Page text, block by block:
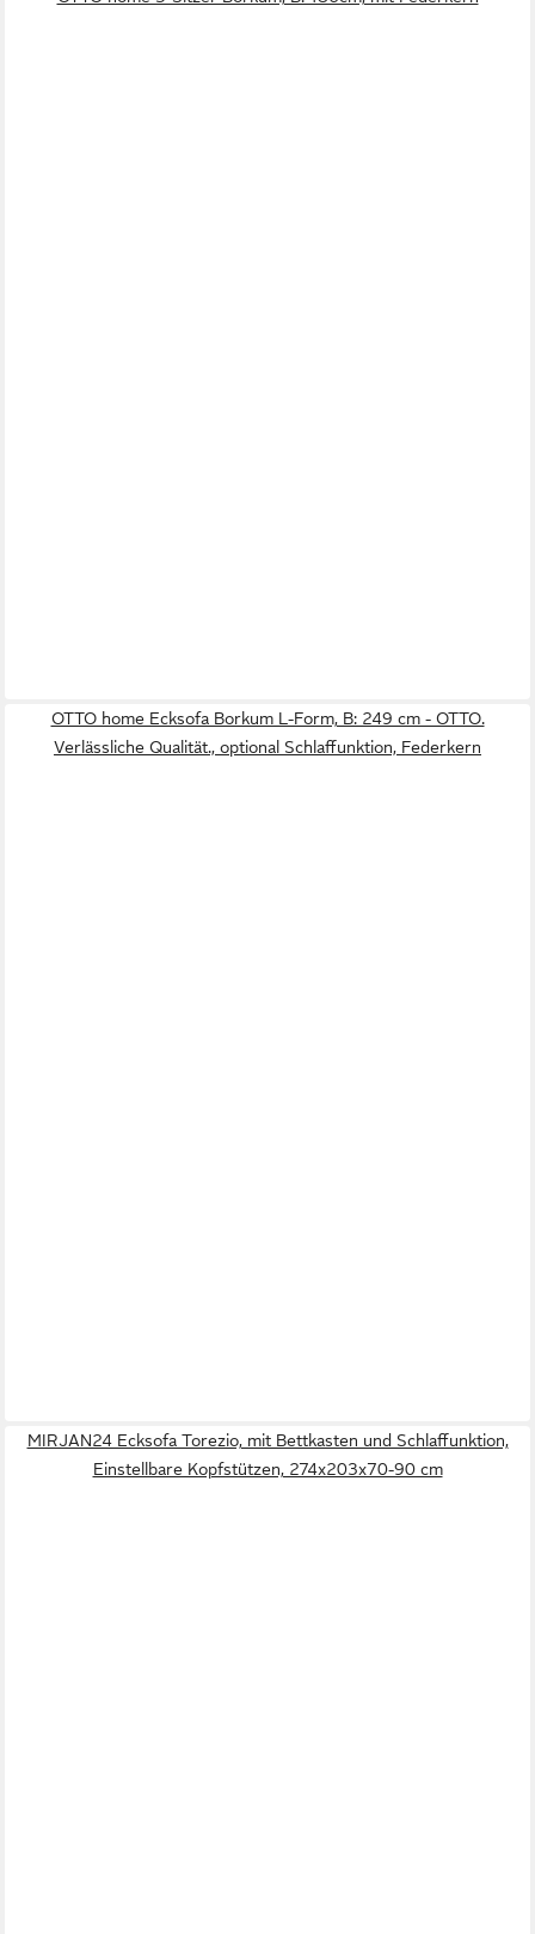
OTTO home Ecksofa Borkum L-Form, B: 249 cm - OTTO.
Verlässliche Qualität., optional Schlaffunktion, Federkern
MIRJAN24 Ecksofa Torezio, mit Bettkasten und Schlaffunktion,
Einstellbare Kopfstützen, 274x203x70-90 cm